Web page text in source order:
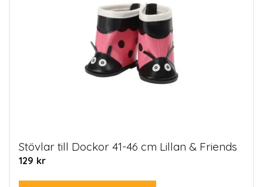
Stövlar till Dockor 41-46 cm Lillan & Friends
129 kr